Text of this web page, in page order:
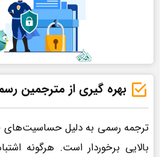
بهره گیری از مترجمین
ترجمه رسمی به دلیل
بالایی برخوردار است. هرگونه